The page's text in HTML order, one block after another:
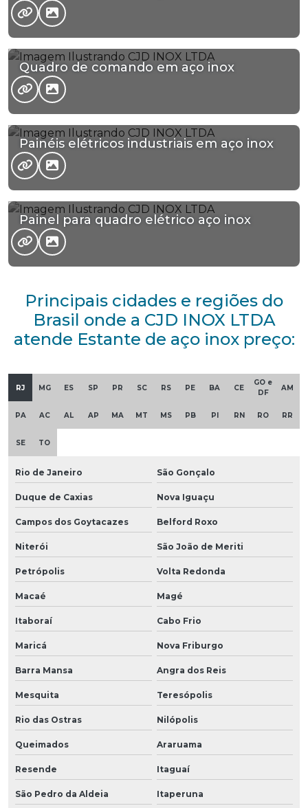
Quadro de comando em aço inox
Painéis elétricos industriais em aço inox
Painel para quadro elétrico aço inox
Principais cidades e regiões do
Brasil onde a CJD INOX LTDA
atende Estante de aço inox preço:
RJ MG ES SP PR SC RS PE BA CE
GO e
DF
AM
PA AC AL AP MA MT MS PB PI RN RO RR
SE TO
Rio de Janeiro São Gonçalo
Duque de Caxias Nova Iguaçu
Campos dos Goytacazes Belford Roxo
Niterói São João de Meriti
Petrópolis Volta Redonda
Macaé Magé
Itaboraí Cabo Frio
Maricá Nova Friburgo
Barra Mansa Angra dos Reis
Mesquita Teresópolis
Rio das Ostras Nilópolis
Queimados Araruama
Resende Itaguaí
São Pedro da Aldeia Itaperuna